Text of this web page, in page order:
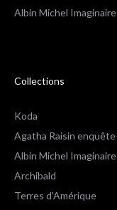
Albin Michel Imaginaire
Collections
Koda
Agatha Raisin enquête
Albin Michel Imaginaire
Archibald
Terres d'Amérique